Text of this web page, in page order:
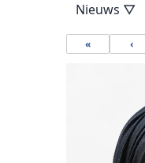
Nieuws ▽
« ‹